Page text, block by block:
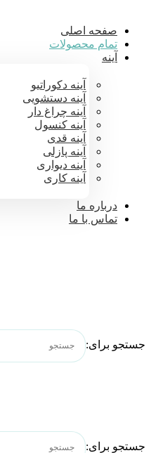
صفحه اصلی
تمام محصولات
آینه
آینه دکوراتیو
آینه دستشویی
آینه چراغ دار
آینه کنسول
آینه قدی
آینه پازلی
آینه دیواری
آینه کاری
درباره ما
تماس با ما
جستجو برای:
جستجو برای: